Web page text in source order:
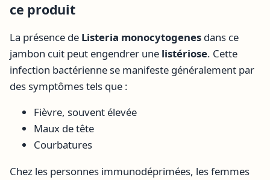
ce produit
La présence de Listeria monocytogenes dans ce
jambon cuit peut engendrer une listériose. Cette
infection bactérienne se manifeste généralement par
des symptômes tels que :
Fièvre, souvent élevée
Maux de tête
Courbatures
Chez les personnes immunodéprimées, les femmes